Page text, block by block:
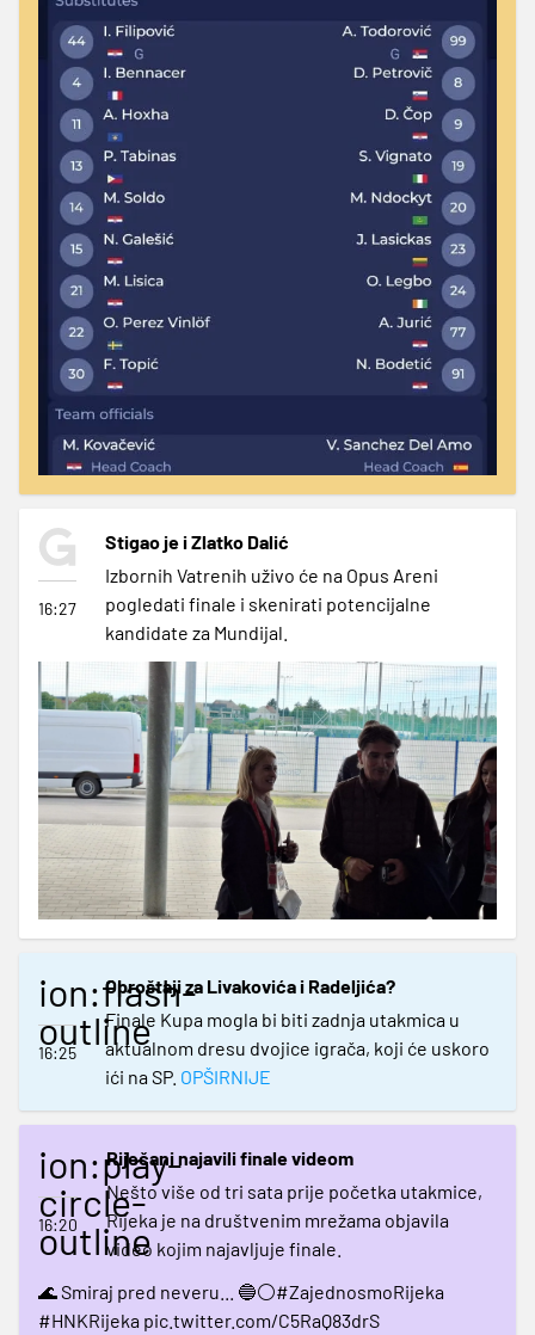
16:27
Stigao je i Zlatko Dalić
Izbornih Vatrenih uživo će na Opus Areni
pogledati finale i skenirati potencijalne
kandidate za Mundijal.
ion:flash-
outline
16:25
Oproštaji za Livakovića i Radeljića?
Finale Kupa mogla bi biti zadnja utakmica u
aktualnom dresu dvojice igrača, koji će uskoro
ići na SP. OPŠIRNIJE
ion:play-
circle-
outline
16:20
Riječani najavili finale videom
Nešto više od tri sata prije početka utakmice,
Rijeka je na društvenim mrežama objavila
video kojim najavljuje finale.
🌊 Smiraj pred neveru... 🔵⚪#ZajednosmoRijeka
#HNKRijeka pic.twitter.com/C5RaQ83drS